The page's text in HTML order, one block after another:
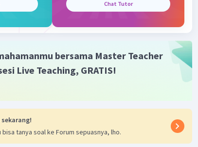
Iklan
3 set x 8-12 repetisi
Curls:
3 set x 12-15 repetisi
Peregangan otot bisep dan trisep
Chat Tutor
bersama Master Teacher
Live Teaching, GRATIS!
bisa tanya soal ke Forum sepuasnya, lho.